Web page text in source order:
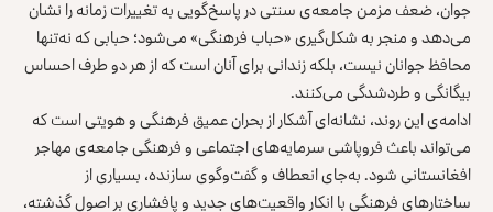
جوان، ضعف مزمن جامعه‌ی سنتی در پاسخ‌گویی به تغییرات زمانه را نشان
می‌دهد و منجر به شکل‌گیری «حباب فرهنگی» می‌شود؛ حبابی که نه‌تنها
محافظ جوانان نیست، بلکه زندانی برای آنان است که از هر دو طرف احساس
بیگانگی و طردشدگی می‌کنند.
ادامه‌ی این روند، نشانه‌ای آشکار از بحران عمیق فرهنگی و هویتی است که
می‌تواند باعث فروپاشی سرمایه‌های اجتماعی و فرهنگی جامعه‌ی مهاجر
افغانستانی شود. به‌جای انعطاف و گفت‌وگوی سازنده، بسیاری از
ساختارهای فرهنگی با انکار واقعیت‌های جدید و پافشاری بر اصول گذشته،